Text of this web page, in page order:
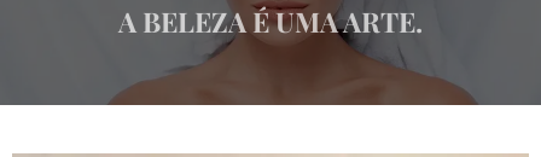
A BELEZA É UMA ARTE.